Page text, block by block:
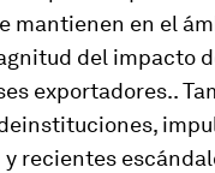
mantienen en el
del impacto
exportadores..
recientes